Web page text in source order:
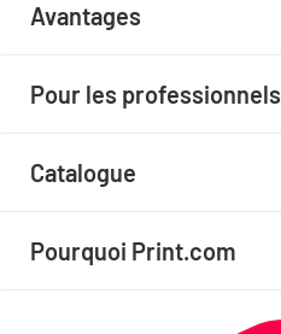
Avantages
Pour les professionnels
Catalogue
Pourquoi Print.com